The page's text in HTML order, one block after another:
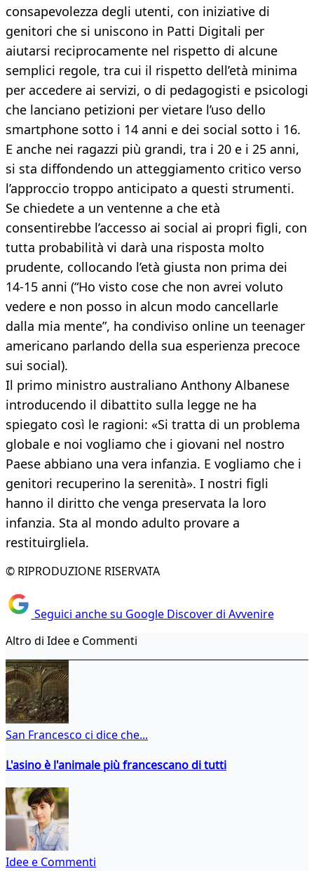
consapevolezza degli utenti, con iniziative di
genitori che si uniscono in Patti Digitali per
aiutarsi reciprocamente nel rispetto di alcune
semplici regole, tra cui il rispetto dell’età minima
per accedere ai servizi, o di pedagogisti e psicologi
che lanciano petizioni per vietare l’uso dello
smartphone sotto i 14 anni e dei social sotto i 16.
E anche nei ragazzi più grandi, tra i 20 e i 25 anni,
si sta diffondendo un atteggiamento critico verso
l’approccio troppo anticipato a questi strumenti.
Se chiedete a un ventenne a che età
consentirebbe l’accesso ai social ai propri figli, con
tutta probabilità vi darà una risposta molto
prudente, collocando l’età giusta non prima dei
14-15 anni (“Ho visto cose che non avrei voluto
vedere e non posso in alcun modo cancellarle
dalla mia mente”, ha condiviso online un teenager
americano parlando della sua esperienza precoce
sui social).
Il primo ministro australiano Anthony Albanese
introducendo il dibattito sulla legge ne ha
spiegato così le ragioni: «Si tratta di un problema
globale e noi vogliamo che i giovani nel nostro
Paese abbiano una vera infanzia. E vogliamo che i
genitori recuperino la serenità». I nostri figli
hanno il diritto che venga preservata la loro
infanzia. Sta al mondo adulto provare a
restituirgliela.
© RIPRODUZIONE RISERVATA
Seguici anche su Google Discover di Avvenire
Altro di Idee e Commenti
San Francesco ci dice che...
L'asino è l'animale più francescano di tutti
Idee e Commenti